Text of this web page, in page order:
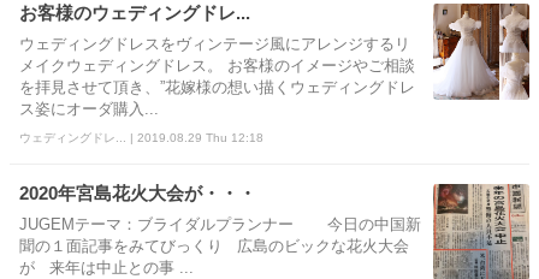
お客様のウェディングドレ...
ウェディングドレスをヴィンテージ風にアレンジするリ
メイクウェディングドレス。 お客様のイメージやご相談
を拝見させて頂き、”花嫁様の想い描くウェディングドレ
ス姿にオーダ購入...
ウェディングドレ... | 2019.08.29 Thu 12:18
2020年宮島花火大会が・・・
JUGEMテーマ：ブライダルプランナー 今日の中国新
聞の１面記事をみてびっくり 広島のビックな花火大会
が 来年は中止との事 ...